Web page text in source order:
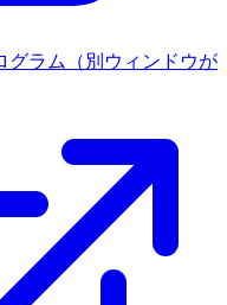
グラム
（別ウィンドウが